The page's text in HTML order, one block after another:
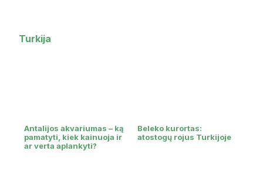
Turkija
Antalijos akvariumas – ką
pamatyti, kiek kainuoja ir
ar verta aplankyti?
Beleko kurortas:
atostogų rojus Turkijoje